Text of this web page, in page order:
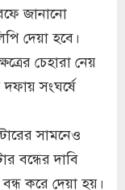
জানানো
দেয়া হবে।
চেহারা নেয়
সংঘর্ষে
সামনেও
বন্ধের দাবি
করে দেয়া হয়।